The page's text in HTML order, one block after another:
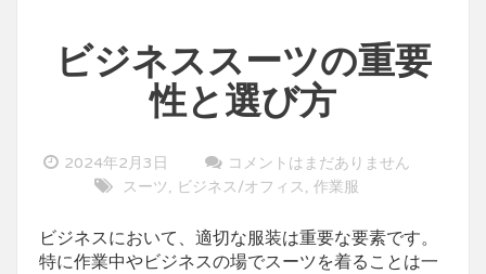
ビジネススーツの重要
性と選び方
2024年2月3日
コメントはまだありません
スーツ
ビジネス/オフィス 作業服
ビジネスにおいて、適切な服装は重要な要素です。
特に作業中やビジネスの場でスーツを着ることは一